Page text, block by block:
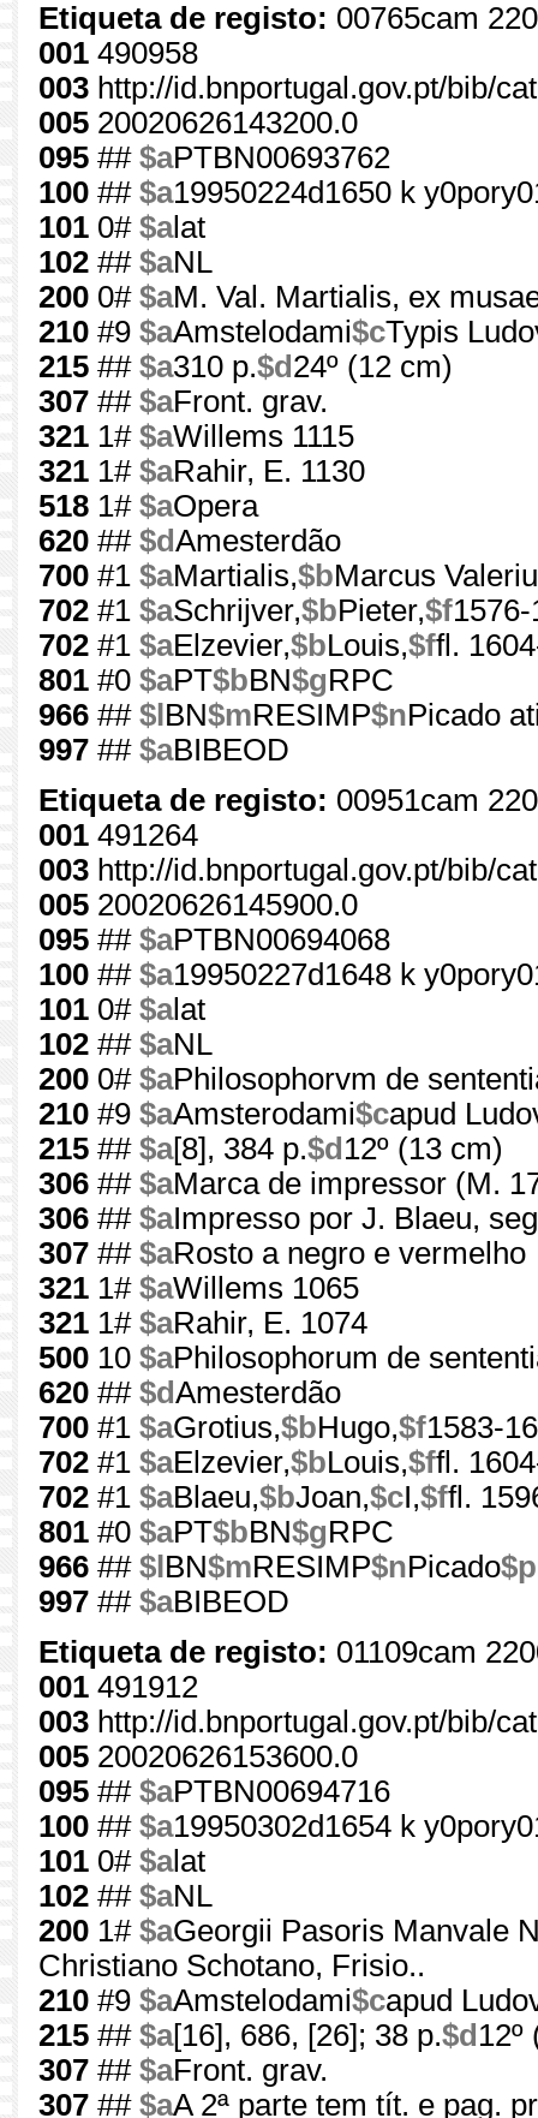
Etiqueta de registo: 00765cam
001 490958
003 http://id.bnportugal.gov.pt/bib/
005 20020626143200.0
095 ## $aPTBN00693762
100 ## $a19950224d1650 k
101 0# $alat
102 ## $aNL
200 0# $aM. Val. Martialis, ex
210 #9 $aAmstelodami$cTypis
215 ## $a310 p.$d 24º (12 cm)
307 ## $aFront. grav.
321 1# $aWillems 1115
321 1# $aRahir, E. 1130
518 1# $aOpera
620 ## $dAmesterdão
700 #1 $aMartialis,$bMarcus
702 #1 $aSchrijver,$bPieter,$f
702 #1 $aElzevier,$bLouis,$ffl.
801 #0 $aPT$bBN$gRPC
966 ## $l BN$mRESIMP$nPicado
997 ## $aBIBEOD
Etiqueta de registo: 00951cam
001 491264
003 http://id.bnportugal.gov.pt/bib/
005 20020626145900.0
095 ## $aPTBN00694068
100 ## $a19950227d1648 k
101 0# $alat
102 ## $aNL
200 0# $aPhilosophorvm de
210 #9 $aAmsterodami$capud
215 ## $a[8], 384 p.$d 12º (13 cm)
306 ## $aMarca de impressor (M.
306 ## $aImpresso por J. Blaeu,
307 ## $aRosto a negro e vermelho
321 1# $aWillems 1065
321 1# $aRahir, E. 1074
500 10 $aPhilosophorum de
620 ## $dAmesterdão
700 #1 $aGrotius,$bHugo,$f1583-
702 #1 $aElzevier,$bLouis,$ffl.
702 #1 $aBlaeu,$bJoan,$cI,$ffl.
801 #0 $aPT$bBN$gRPC
966 ## $l BN$mRESIMP$nPicado$p
997 ## $aBIBEOD
Etiqueta de registo: 01109cam
001 491912
003 http://id.bnportugal.gov.pt/bib/
005 20020626153600.0
095 ## $aPTBN00694716
100 ## $a19950302d1654 k
101 0# $alat
102 ## $aNL
200 1# $aGeorgii Pasoris Manvale
Christiano Schotano, Frisio..
210 #9 $aAmstelodami$capud
215 ## $a[16], 686, [26]; 38 p.$d 12º
307 ## $aFront. grav.
307 ## $aA 2ª parte tem tít. e pag.